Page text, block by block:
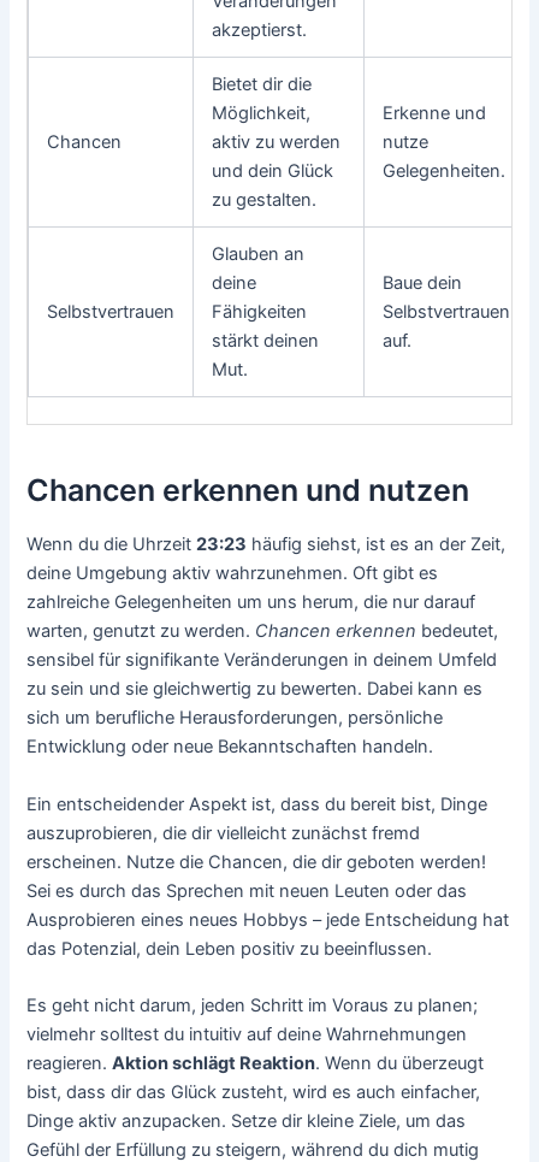
akzeptierst.
Chancen
Bietet dir die
Möglichkeit,
aktiv zu werden
und dein Glück
zu gestalten.
Erkenne und
nutze
Gelegenheiten.
Selbstvertrauen
Glauben an
deine
Fähigkeiten
stärkt deinen
Mut.
Baue dein
Selbstvertrauen
auf.
Chancen erkennen und nutzen
Wenn du die Uhrzeit23:23 häufig siehst, ist es an der Zeit,
deine Umgebung aktiv wahrzunehmen. Oft gibt es
zahlreiche Gelegenheiten um uns herum, die nur darauf
warten, genutzt zu werden. Chancen erkennen bedeutet,
sensibel für signifikante Veränderungen in deinem Umfeld
zu sein und sie gleichwertig zu bewerten. Dabei kann es
sich um berufliche Herausforderungen, persönliche
Entwicklung oder neue Bekanntschaften handeln.
Ein entscheidender Aspekt ist, dass du bereit bist, Dinge
auszuprobieren, die dir vielleicht zunächst fremd
erscheinen. Nutze die Chancen, die dir geboten werden!
Sei es durch das Sprechen mit neuen Leuten oder das
Ausprobieren eines neues Hobbys – jede Entscheidung hat
das Potenzial, dein Leben positiv zu beeinflussen.
Es geht nicht darum, jeden Schritt im Voraus zu planen;
vielmehr solltest du intuitiv auf deine Wahrnehmungen
reagieren.Aktion schlägt Reaktion. Wenn du überzeugt
bist, dass dir das Glück zusteht, wird es auch einfacher,
Dinge aktiv anzupacken. Setze dir kleine Ziele, um das
Gefühl der Erfüllung zu steigern, während du dich mutig